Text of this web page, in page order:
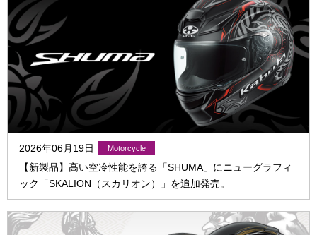
2026年06月19日
【新製品】高い空冷性能を誇る「SHUMA」にニューグラフィ
ック「SKALION（スカリオン）」を追加発売。